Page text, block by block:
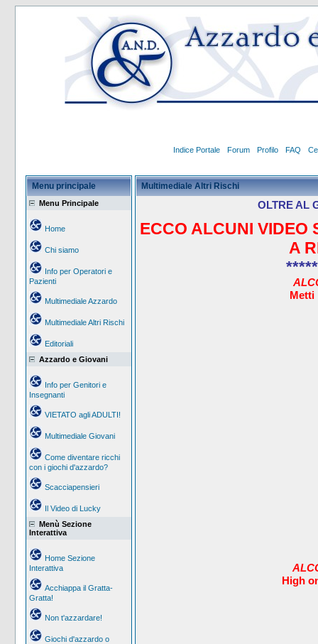
Indice Portale Forum Profilo FAQ
Menu principale
Menu Principale
Home
Chi siamo
Info per Operatori e
Pazienti
Multimediale Azzardo
Multimediale Altri Rischi
Editoriali
Azzardo e Giovani
Info per Genitori e
Insegnanti
VIETATO agli ADULTI!
Multimediale Giovani
Come diventare ricchi
con i giochi d'azzardo?
Scacciapensieri
Il Video di Lucky
Menù Sezione
Interattiva
Home Sezione
Interattiva
Acchiappa il Gratta-
Gratta!
Non t'azzardare!
Giochi d'azzardo o
Multimediale Altri Rischi
OLTRE AL
ECCO ALCUNI VIDEO
A
Metti
High